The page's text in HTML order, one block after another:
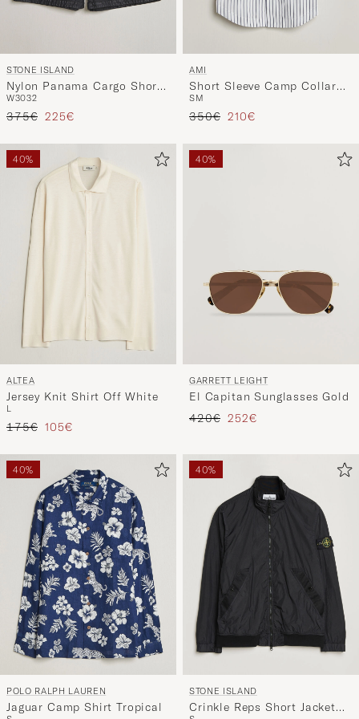
STONE ISLAND
Nylon Panama Cargo Shorts
Black
W3032
Regulärer Preis
375€ Reduzierter Preis
225€
AMI
Short Sleeve Camp Collar
Shirt White/Blue
SM
Regulärer Preis
350€ Reduzierter Preis
210€
40%
ALTEA
Jersey Knit Shirt Off White
L
Regulärer Preis
175€ Reduzierter Preis
105€
40%
GARRETT LEIGHT
El Capitan Sunglasses Gold
Regulärer Preis
420€ Reduzierter Preis
252€
40%
POLO RALPH LAUREN
Jaguar Camp Shirt Tropical
40%
STONE ISLAND
Crinkle Reps Short Jacket